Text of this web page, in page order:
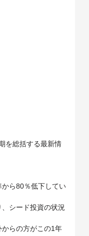
を総括する最新情
ら80％低下してい
シード投資の状況
らの方がこの1年